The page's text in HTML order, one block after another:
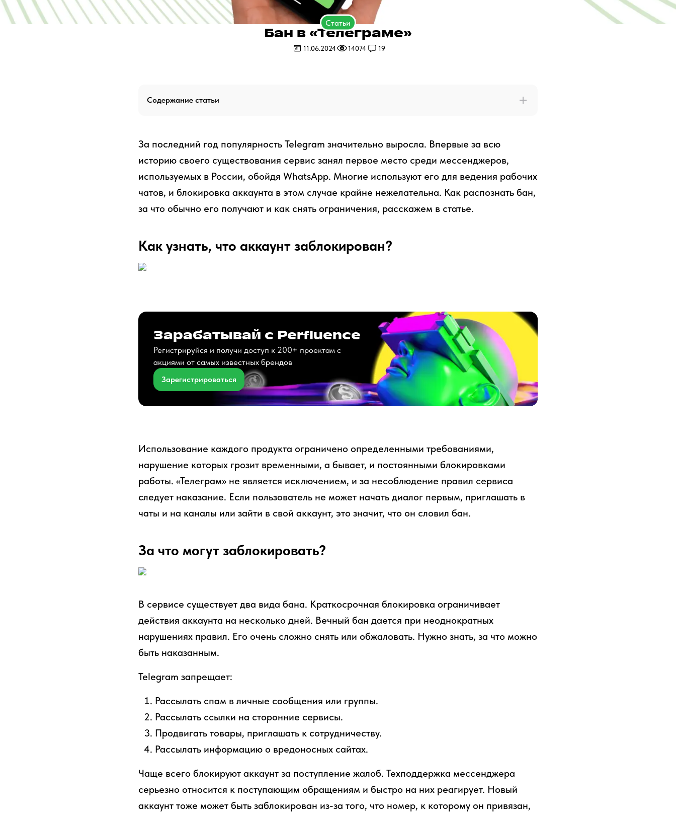
Статьи
Бан в «Телеграме»
11.06.2024 14074 19
Содержание статьи
За последний год популярность Telegram значительно выросла. Впервые за всю
историю своего существования сервис занял первое место среди мессенджеров,
используемых в России, обойдя WhatsApp. Многие используют его для ведения рабочих
чатов, и блокировка аккаунта в этом случае крайне нежелательна. Как распознать бан,
за что обычно его получают и как снять ограничения, расскажем в статье.
Как узнать, что аккаунт заблокирован?
Зарабатывай с Perfluence
Регистрируйся и получи доступ к 200+ проектам с
акциями от самых известных брендов
Зарегистрироваться
Использование каждого продукта ограничено определенными требованиями,
нарушение которых грозит временными, а бывает, и постоянными блокировками
работы. «Телеграм» не является исключением, и за несоблюдение правил сервиса
следует наказание. Если пользователь не может начать диалог первым, приглашать в
чаты и на каналы или зайти в свой аккаунт, это значит, что он словил бан.
За что могут заблокировать?
В сервисе существует два вида бана. Краткосрочная блокировка ограничивает
действия аккаунта на несколько дней. Вечный бан дается при неоднократных
нарушениях правил. Его очень сложно снять или обжаловать. Нужно знать, за что можно
быть наказанным.
Telegram запрещает:
Рассылать спам в личные сообщения или группы.
Рассылать ссылки на сторонние сервисы.
Продвигать товары, приглашать к сотрудничеству.
Рассылать информацию о вредоносных сайтах.
Чаще всего блокируют аккаунт за поступление жалоб. Техподдержка мессенджера
серьезно относится к поступающим обращениям и быстро на них реагирует. Новый
аккаунт тоже может быть заблокирован из-за того, что номер, к которому он привязан,